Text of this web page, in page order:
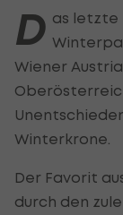
D as letzte
Wiener Austria
Winterkrone.
Der Favorit
durch den